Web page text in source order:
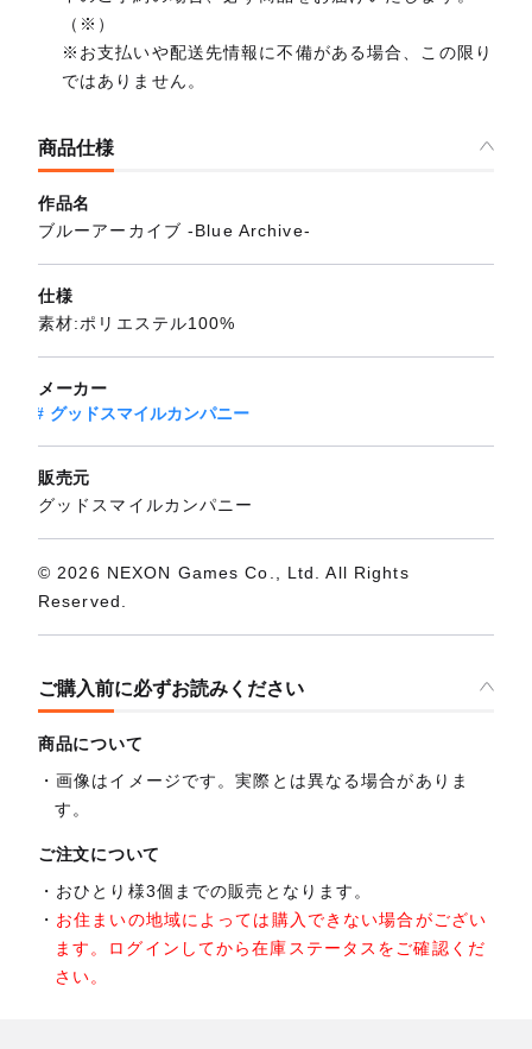
（※）
※お支払いや配送先情報に不備がある場合、この限り
ではありません。
商品仕様
作品名
ブルーアーカイブ -Blue Archive-
仕様
素材:ポリエステル100%
メーカー
グッドスマイルカンパニー
販売元
グッドスマイルカンパニー
© 2026 NEXON Games Co., Ltd. All Rights
Reserved.
ご購入前に必ずお読みください
商品について
画像はイメージです。実際とは異なる場合がありま
す。
ご注文について
おひとり様3個までの販売となります。
お住まいの地域によっては購入できない場合がござい
ます。ログインしてから在庫ステータスをご確認くだ
さい。